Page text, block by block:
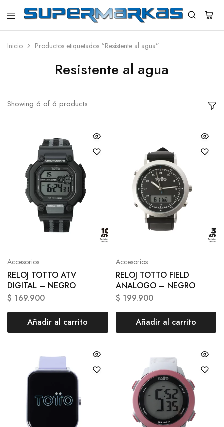
SuperMarkas
Ropa
con
Inicio Productos etiquetados “Resistente al agua”
Resistente al agua
Showing 6 of 6 products
Accesorios
RELOJ TOTTO ATV
DIGITAL – NEGRO
$ 169.900
Añadir al carrito
Accesorios
RELOJ TOTTO FIELD
ANALOGO – NEGRO
$ 199.900
Añadir al carrito